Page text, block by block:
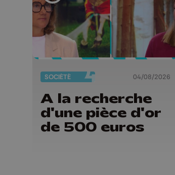
SOCIÉTÉ 04/08/2026
A la recherche
d'une pièce d'or
de 500 euros